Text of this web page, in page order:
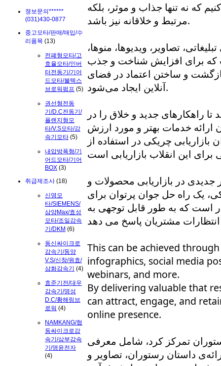
졍보문의******
(031)430-0877
중고모타/판매/매입/수
리품목 (13)
전폐형모타/고
효율모타/인버
터전동기/기어
드모타/볼텍스
브로워펌프 (5)
권선형전동
기/D.C전동기/
플랜지형모
타/V.S모타/감
속기모타 (5)
내압방폭형/기
어드모타/기어
BOX (3)
취급제조사 (18)
신명모
타/SIEMENS/
삼양Max/효성
모타/조일감속
기/DKM (6)
동신싸이크로
감속기/동양
V.S/신창/원효/
삼화감속기 (4)
효준기전/대우
감속기/명성
D.C/황해링브
로워 (4)
NAMKANG/협
동싸이크로감
속기/삼부감속
기/명윤전자
(4)
که نه تنها جذاب و موثر، بلکه
مرتبط و خلاقانه نیز باشد.
تصاویر، ویدیوها، منوها،
که برای افزایش شناخت و جذب
و ساختن اعتماد در فضای
آنلاین ایجاد می‌شود.
تا راهکارهای جدید و خلاق را در
ارائه خدمات بهتر و مورد ارزش
چریکی در استفاده از
جدیدی در بازاریابی محصولات و
یک راه حل جوان پرتوان برای
که به طور قابل توجهی به
This can be achieved
infographics, social media
webinars, and more.
By delivering valuable that
can attract, engage, and
online presence.
تمرکز کرد، شامل معرفی
داستان رستوران، تصاویر و